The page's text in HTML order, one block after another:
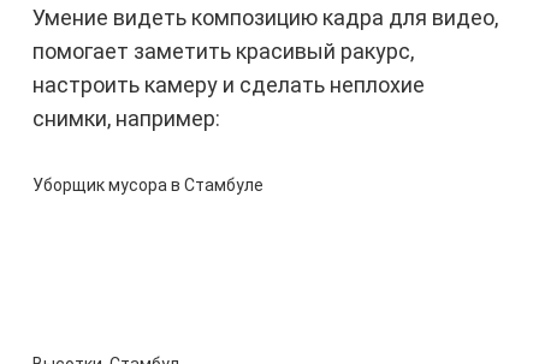
Умение видеть композицию кадра для видео,
помогает заметить красивый ракурс,
настроить камеру и сделать неплохие
снимки, например:
Уборщик мусора в Стамбуле